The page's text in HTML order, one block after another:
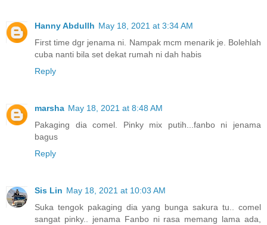
Hanny Abdullh May 18, 2021 at 3:34 AM
First time dgr jenama ni. Nampak mcm menarik je. Bolehlah
cuba nanti bila set dekat rumah ni dah habis
Reply
marsha May 18, 2021 at 8:48 AM
Pakaging dia comel. Pinky mix putih...fanbo ni jenama
bagus
Reply
Sis Lin May 18, 2021 at 10:03 AM
Suka tengok pakaging dia yang bunga sakura tu.. comel
sangat pinky.. jenama Fanbo ni rasa memang lama ada,